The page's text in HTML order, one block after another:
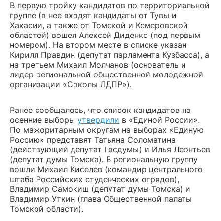
В первую тройку кандидатов по территориальной
группе (в нее входят кандидаты от Тувы и
Хакасии, а также от Томской и Кемеровской
областей) вошел Алексей Диденко (под первым
номером). На втором месте в списке указан
Кирилл Правдин (депутат парламента Кузбасса), а
на третьем Михаил Молчанов (основатель и
лидер региональной общественной молодежной
организации «Соколы ЛДПР»).
Ранее сообщалось, что список кандидатов на
осенние выборы утвердили в «Единой России».
По мажоритарным округам на выборах «Единую
Россию» представят Татьяна Соломатина
(действующий депутат Госдумы) и Илья Леонтьев
(депутат думы Томска). В региональную группу
вошли Михаил Киселев (командир центрального
штаба Российских студенческих отрядов),
Владимир Самокиш (депутат думы Томска) и
Владимир Уткин (глава Общественной палаты
Томской области).